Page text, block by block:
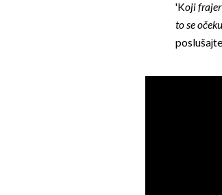
'Koji frajer
to se